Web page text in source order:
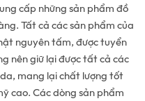
cấp những sản phẩm đồ
Tất cả các sản phẩm của
nguyên tấm, được tuyển
nên giữ lại được tất cả các
mang lại chất lượng tốt
cao. Các dòng sản phẩm